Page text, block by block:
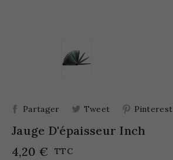
Partager Tweet Pinterest
Jauge D'épaisseur Inch
4,20 €
TTC